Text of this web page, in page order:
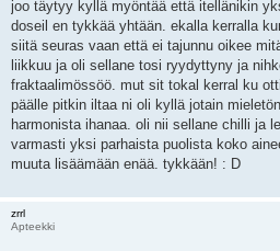
s
joo täytyy kyllä myöntää että itellänikin
doseil en tykkää yhtään. ekalla kerralla
siitä seuras vaan että ei tajunnu oikee
liikkuu ja oli sellane tosi ryydyttyny ja
fraktaalimössöö. mut sit tokal kerral ku
päälle pitkin iltaa ni oli kyllä jotain
harmonista ihanaa. oli nii sellane chilli ja
varmasti yksi parhaista puolista koko
muuta lisäämään enää. tykkään! : D
zrrl
Apteekki